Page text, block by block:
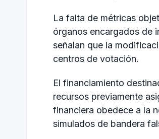
La falta de métricas
órganos encargados de
señalan que la
centros de votación.
El financiamiento
recursos previamente
financiera obedece a la
simulados de bandera